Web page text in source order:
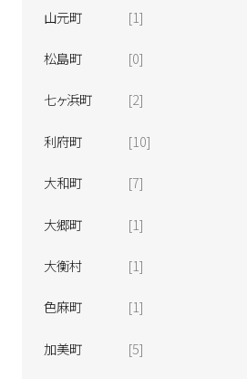
山元町 [1]
松島町 [0]
七ヶ浜町 [2]
利府町 [10]
大和町 [7]
大郷町 [1]
大衡村 [1]
色麻町 [1]
加美町 [5]